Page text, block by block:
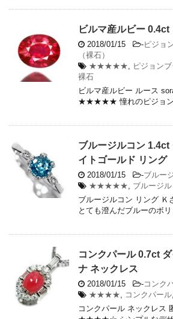
ビルマ産ルビー 0.4ct
2018/01/15 -ピジョ
（裸石）
★★★★★, ピジョン
裸石
ビルマ産ルビー ルース
★★★★★ 憧れのピジョン
ブルージルコン 1.4ct
イトゴールド リング
2018/01/15 -ブルー
★★★★★, ブルージ
ブルージルコン リング
とても澄んだブルーのボ
コンクパール 0.7ct
ナ ネックレス
2018/01/15 -コンク
★★★★, コンクパール,
コンクパール ネックレス